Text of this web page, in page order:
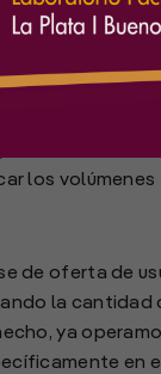
prevé
en el
los
de oferta de
la cantidad
ya
en